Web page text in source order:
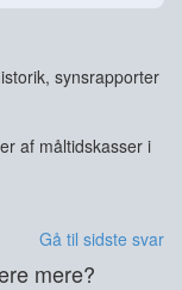
synsrapporter
af måltidskasser i
Gå til sidste svar
mere?